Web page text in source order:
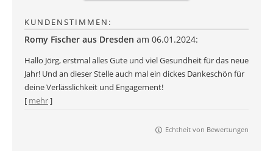
KUNDENSTIMMEN:
Romy Fischer aus Dresden am 06.01.2024:
Hallo Jörg, erstmal alles Gute und viel Gesundheit für das neue
Jahr! Und an dieser Stelle auch mal ein dickes Dankeschön für
deine Verlässlichkeit und Engagement!
[ mehr]
Echtheit von Bewertungen